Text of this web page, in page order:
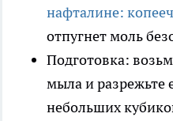
нафталине:
отпугнет моль
Подготовка:
мыла и разрежьте
небольших